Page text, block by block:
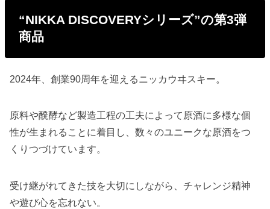
“NIKKA DISCOVERYシリーズ”の第3弾
商品
2024年、創業90周年を迎えるニッカウヰスキー。
原料や醗酵など製造工程の工夫によって 原酒に多様な個
性が生まれることに着目し、数々のユニークな原酒をつ
くりつづけています。
受け継がれてきた技を大切にしながら、チャレンジ精神
や遊び心を忘れない。